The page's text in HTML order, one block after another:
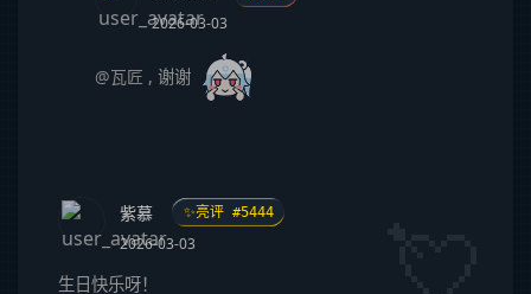
2026-03-03
@瓦匠 ,谢谢
紫慕 ✨亮评 #5444
2026-03-03
生日快乐呀！